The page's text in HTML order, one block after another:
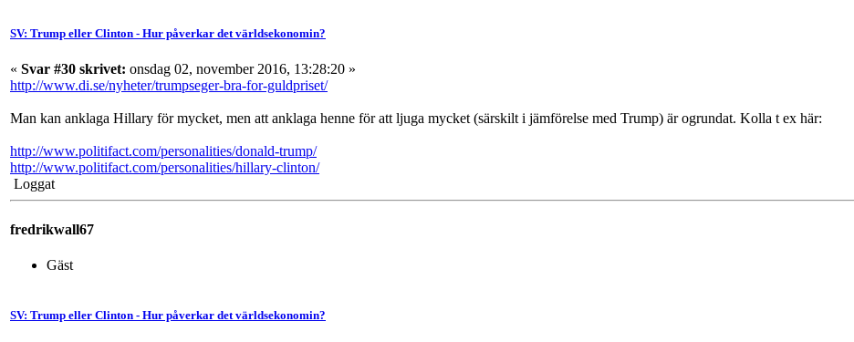
SV: Trump eller Clinton - Hur påverkar det världsekonomin?
« Svar #30 skrivet: onsdag 02, november 2016, 13:28:20 »
http://www.di.se/nyheter/trumpseger-bra-for-guldpriset/
Man kan anklaga Hillary för mycket, men att anklaga henne för att ljuga mycket (särskilt i jämförelse med Trump) är ogrundat. Kolla t ex här:
http://www.politifact.com/personalities/donald-trump/
http://www.politifact.com/personalities/hillary-clinton/
Loggat
fredrikwall67
Gäst
SV: Trump eller Clinton - Hur påverkar det världsekonomin?